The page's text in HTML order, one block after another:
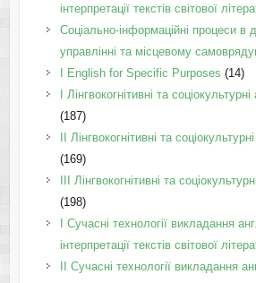
інтерпретації текстів світової
Соціально-інформаційні процеси в
управлінні та місцевому
І English for Specific Purposes (14)
I Лінгвокогнітивні та
(187)
IІ Лінгвокогнітивні та
(169)
IІI Лінгвокогнітивні та
(198)
I Cучасні технології викладання
інтерпретації текстів світової
II Cучасні технології викладання